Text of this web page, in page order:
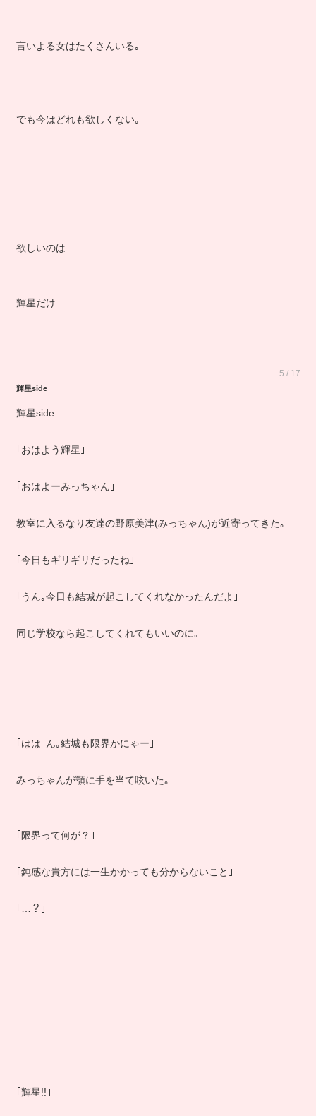
言いよる女はたくさんいる｡
でも今はどれも欲しくない｡
欲しいのは…
輝星だけ…
5 / 17
輝星side
輝星side
｢おはよう輝星｣
｢おはよーみっちゃん｣
教室に入るなり友達の野原美津(みっちゃん)が近寄ってきた｡
｢今日もギリギリだったね｣
｢うん｡今日も結城が起こしてくれなかったんだよ｣
同じ学校なら起こしてくれてもいいのに｡
｢ははｰん｡結城も限界かにゃー｣
みっちゃんが顎に手を当て呟いた｡
｢限界って何が？｣
｢鈍感な貴方には一生かかっても分からないこと｣
｢…？｣
｢輝星!!｣